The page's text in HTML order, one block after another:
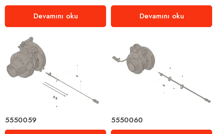
Devamını oku
Devamını oku
5550059
5550060